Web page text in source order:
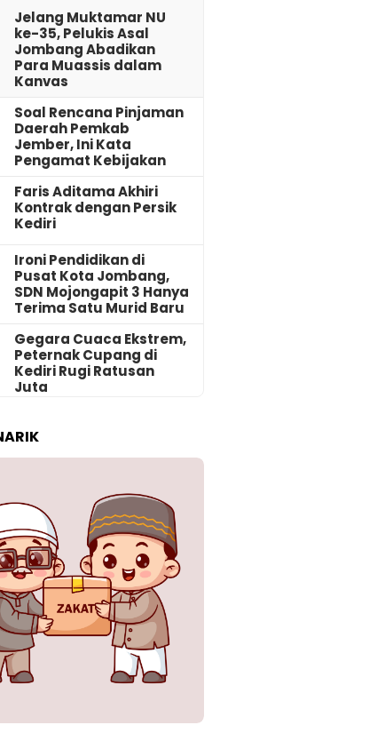
Jelang Muktamar NU
ke-35, Pelukis Asal
Jombang Abadikan
Para Muassis dalam
Kanvas
‎Soal Rencana Pinjaman
Daerah Pemkab
Jember, Ini Kata
Pengamat Kebijakan ‎
Faris Aditama Akhiri
Kontrak dengan Persik
Kediri
Ironi Pendidikan di
Pusat Kota Jombang,
SDN Mojongapit 3 Hanya
Terima Satu Murid Baru
‎Gegara Cuaca Ekstrem,
Peternak Cupang di
Kediri Rugi Ratusan
Juta